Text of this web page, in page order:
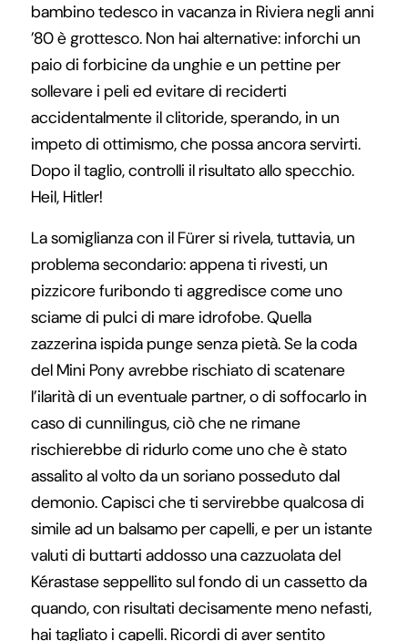
bambino tedesco in vacanza in Riviera negli anni
’80 è grottesco. Non hai alternative: inforchi un
paio di forbicine da unghie e un pettine per
sollevare i peli ed evitare di reciderti
accidentalmente il clitoride, sperando, in un
impeto di ottimismo, che possa ancora servirti.
Dopo il taglio, controlli il risultato allo specchio.
Heil, Hitler!
La somiglianza con il Fürer si rivela, tuttavia, un
problema secondario: appena ti rivesti, un
pizzicore furibondo ti aggredisce come uno
sciame di pulci di mare idrofobe. Quella
zazzerina ispida punge senza pietà. Se la coda
del Mini Pony avrebbe rischiato di scatenare
l’ilarità di un eventuale partner, o di soffocarlo in
caso di cunnilingus, ciò che ne rimane
rischierebbe di ridurlo come uno che è stato
assalito al volto da un soriano posseduto dal
demonio. Capisci che ti servirebbe qualcosa di
simile ad un balsamo per capelli, e per un istante
valuti di buttarti addosso una cazzuolata del
Kérastase seppellito sul fondo di un cassetto da
quando, con risultati decisamente meno nefasti,
hai tagliato i capelli. Ricordi di aver sentito